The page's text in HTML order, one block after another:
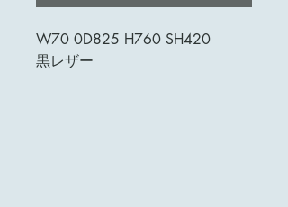
W70 0D825 H760 SH420
黒レザー